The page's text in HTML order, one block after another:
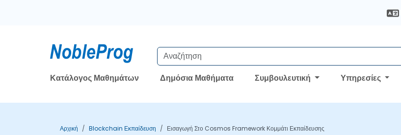
Κατάλογος Μαθημάτων Δημόσια Μαθήματα Συμβουλευτική Υπηρεσίες
Αρχική Blockchain Εκπαίδευση Εισαγωγή Στο Cosmos Framework Κομμάτι Εκπαίδευσης